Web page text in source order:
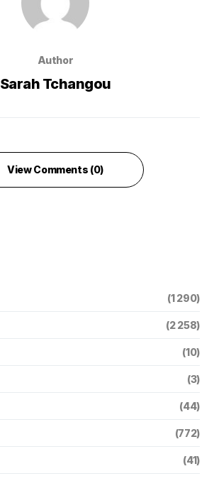
Author
Sarah Tchangou
View Comments (0)
(1 290)
(2 258)
(10)
(3)
(44)
(772)
(41)